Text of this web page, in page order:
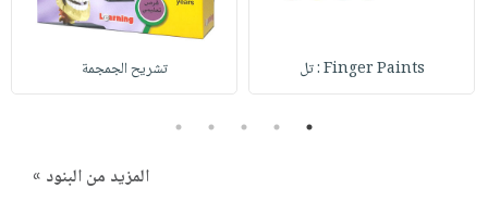
Finger Paints : تل تشريح الجمجمة
1
2
3
4
5
المزيد من البنود »